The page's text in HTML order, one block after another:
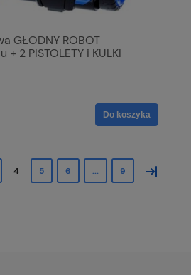
GŁODNY ROBOT
2 PISTOLETY i KULKI
Do koszyka
4 5 6 ... 9 »